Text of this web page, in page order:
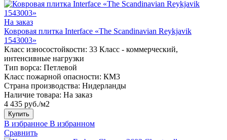
На заказ
Ковровая плитка Interface «The Scandinavian Reykjavik
1543003»
Класс износостойкости: 33 Класс - коммерческий,
интенсивные нагрузки
Тип ворса: Петлевой
Класс пожарной опасности: КМ3
Страна производства: Нидерланды
Наличие товара: На заказ
4 435 руб./м2
Купить
В избранное В избранном
Сравнить